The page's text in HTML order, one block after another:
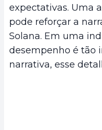
expectativas. Uma
pode reforçar a
Solana. Em uma
desempenho é tão
narrativa, esse